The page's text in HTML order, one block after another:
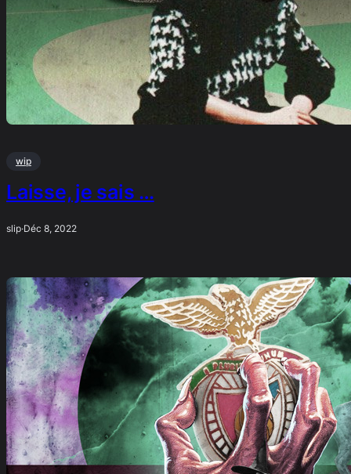
wip
Laisse, je sais …
slip·Déc 8, 2022